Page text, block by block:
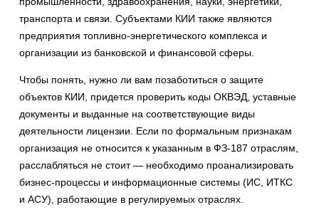
транспорта и связи. Субъектами КИИ также являются
предприятия топливно-энергетического комплекса и
организации из банковской и финансовой сферы.
Чтобы понять, нужно ли вам позаботиться о защите
объектов КИИ, придется проверить коды ОКВЭД, уставные
документы и выданные на соответствующие виды
деятельности лицензии. Если по формальным признакам
организация не относится к указанным в ФЗ-187 отраслям,
расслабляться не стоит — необходимо проанализировать
бизнес-процессы и информационные системы (ИС, ИТКС
и АСУ), работающие в регулируемых отраслях.